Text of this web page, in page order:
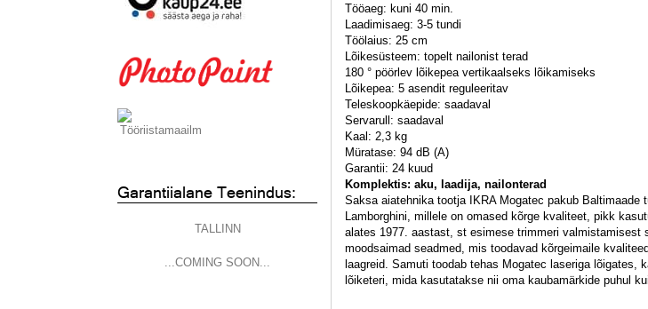
Garantiialane Teenindus:
TALLINN
...COMING SOON...
Tööaeg: kuni 40 min.
Laadimisaeg: 3-5 tundi
Töölaius: 25 cm
Lõikesüsteem: topelt nailonist terad
180 ° pöörlev lõikepea vertikaalseks lõikamiseks
Lõikepea: 5 asendit reguleeritav
Teleskoopkäepide: saadaval
Servarull: saadaval
Kaal: 2,3 kg
Müratase: 94 dB (A)
Garantii: 24 kuud
Komplektis: aku, laadija, nailonterad
Saksa aiatehnika tootja IKRA Mogatec pakub
Lamborghini, millele on omased kõrge kvaliteet, pikk
alates 1977. aastast, st esimese trimmeri valmistamisest
moodsaimad seadmed, mis toodavad kõrgeimaile
laagreid. Samuti toodab tehas Mogatec laseriga lõigates,
lõiketeri, mida kasutatakse nii oma kaubamärkide puhul